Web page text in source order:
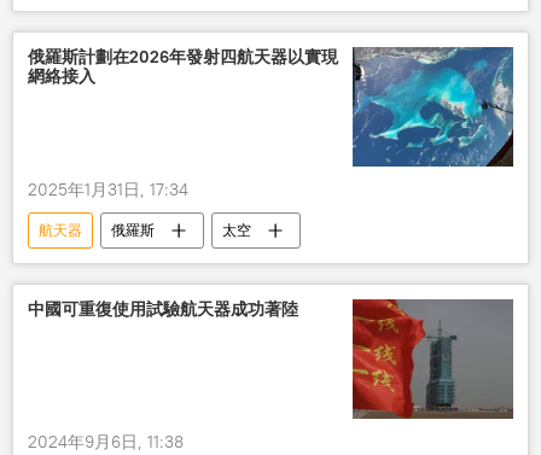
俄羅斯計劃在2026年發射四航天器以實現
網絡接入
2025年1月31日, 17:34
航天器 俄羅斯 太空
中國可重復使用試驗航天器成功著陸
2024年9月6日, 11:38